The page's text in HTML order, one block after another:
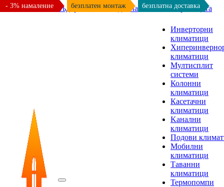
Към основното съдържание Към долната част на страницата
Инверторни
климатици
климатици
Мултисплит
системи
Колонни
климатици
Касетачни
климатици
Kанални
климатици
Подови
Мобилни
климатици
Таванни
климатици
Термопомпи
- 3% намаление безплатен монтаж безплатна доставка